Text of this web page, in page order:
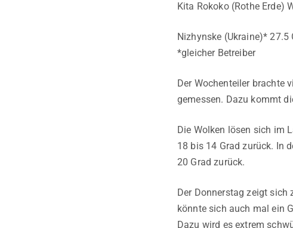
Kita Rokoko (Rothe Erde)
Nizhynske (Ukraine)* 27.5
*gleicher Betreiber
Der Wochenteiler brachte
gemessen. Dazu kommt
Die Wolken lösen sich im
18 bis 14 Grad zurück. In
20 Grad zurück.
Der Donnerstag zeigt sich
könnte sich auch mal ein
Dazu wird es extrem